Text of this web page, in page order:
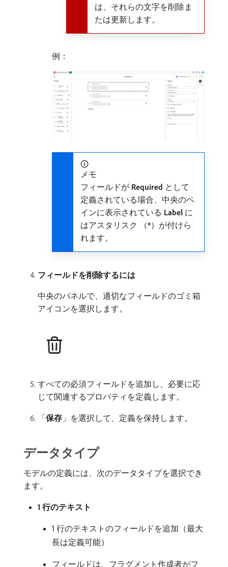
は、それらの文字を削除ま
たは更新します。
例：
メモ
フィールドが​ Required ​として
定義されている場合、中央のペ
インに表示されている​ Label ​に
はアスタリスク （*）が付けら
れます。
フィールドを削除するには
中央のパネルで、適切なフィールドのゴミ箱
アイコンを選択します。
すべての必須フィールドを追加し、必要に応
じて関連するプロパティを定義します。
「保存 」を選択して、定義を保持します。
データタイプ
モデルの定義には、次のデータタイプを選択でき
ます。
1 行のテキスト
1 行のテキストのフィールドを追加（最大
長は定義可能）
フィールドは、フラグメント作成者がフ